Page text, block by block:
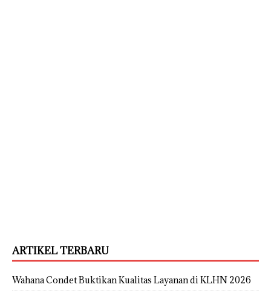
ARTIKEL TERBARU
Wahana Condet Buktikan Kualitas Layanan di KLHN 2026